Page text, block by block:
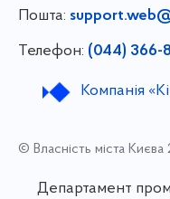
Пошта:
Телефон: (044) 366-
Компанія
© Власність міста Києва
Департамент